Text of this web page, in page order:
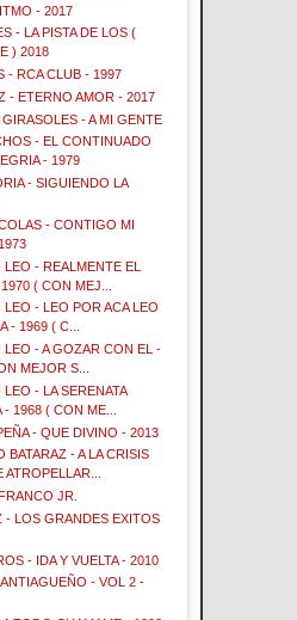
- 2017
- LA PISTA DE LOS (
) 2018
- RCA CLUB - 1997
- ETERNO AMOR - 2017
- A MI GENTE
- EL CONTINUADO
- 1979
- SIGUIENDO LA
- CONTIGO MI
- REALMENTE EL
( CON MEJ...
- LEO POR ACA LEO
- 1969 ( C...
LEO - A GOZAR CON EL -
MEJOR S...
- LA SERENATA
- 1968 ( CON ME...
- QUE DIVINO - 2013
BATARAZ - A LA CRISIS
ATROPELLAR...
JR.
- LOS GRANDES EXITOS
- IDA Y VUELTA - 2010
- VOL 2 -